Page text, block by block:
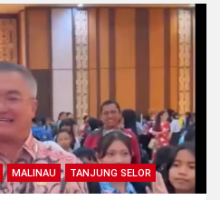
MALINAU TANJUNG SELOR